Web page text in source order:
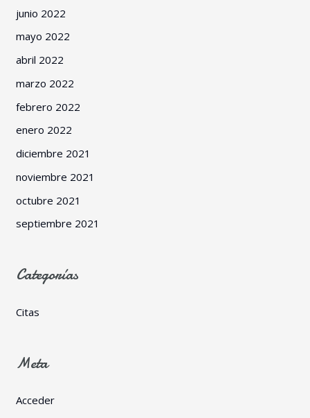
junio 2022
mayo 2022
abril 2022
marzo 2022
febrero 2022
enero 2022
diciembre 2021
noviembre 2021
octubre 2021
septiembre 2021
Categorías
Citas
Meta
Acceder